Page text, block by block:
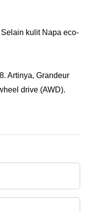
kulit Napa eco-
Artinya, Grandeur
drive (AWD).